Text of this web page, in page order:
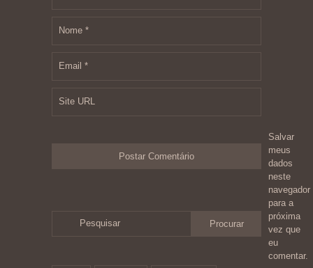
Nome *
Email *
Site URL
Salvar
meus
dados
neste
navegador
para a
próxima
vez que
eu
comentar.
Pesquisar